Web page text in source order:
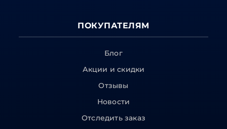
ПОКУПАТЕЛЯМ
Блог
Акции и скидки
Отзывы
Новости
Отследить заказ